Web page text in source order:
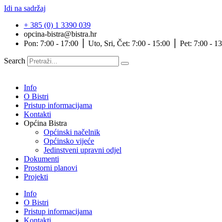
Idi na sadržaj
+ 385 (0) 1 3390 039
opcina-bistra@bistra.hr
Pon: 7:00 - 17:00 ⎪ Uto, Sri, Čet: 7:00 - 15:00 ⎪ Pet: 7:00 -
Search
Info
O Bistri
Pristup informacijama
Kontakti
Općina Bistra
Općinski načelnik
Općinsko vijeće
Jedinstveni upravni odjel
Dokumenti
Prostorni planovi
Projekti
Info
O Bistri
Pristup informacijama
Kontakti